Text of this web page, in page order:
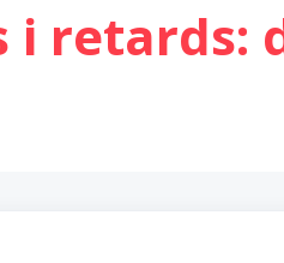
i retards: